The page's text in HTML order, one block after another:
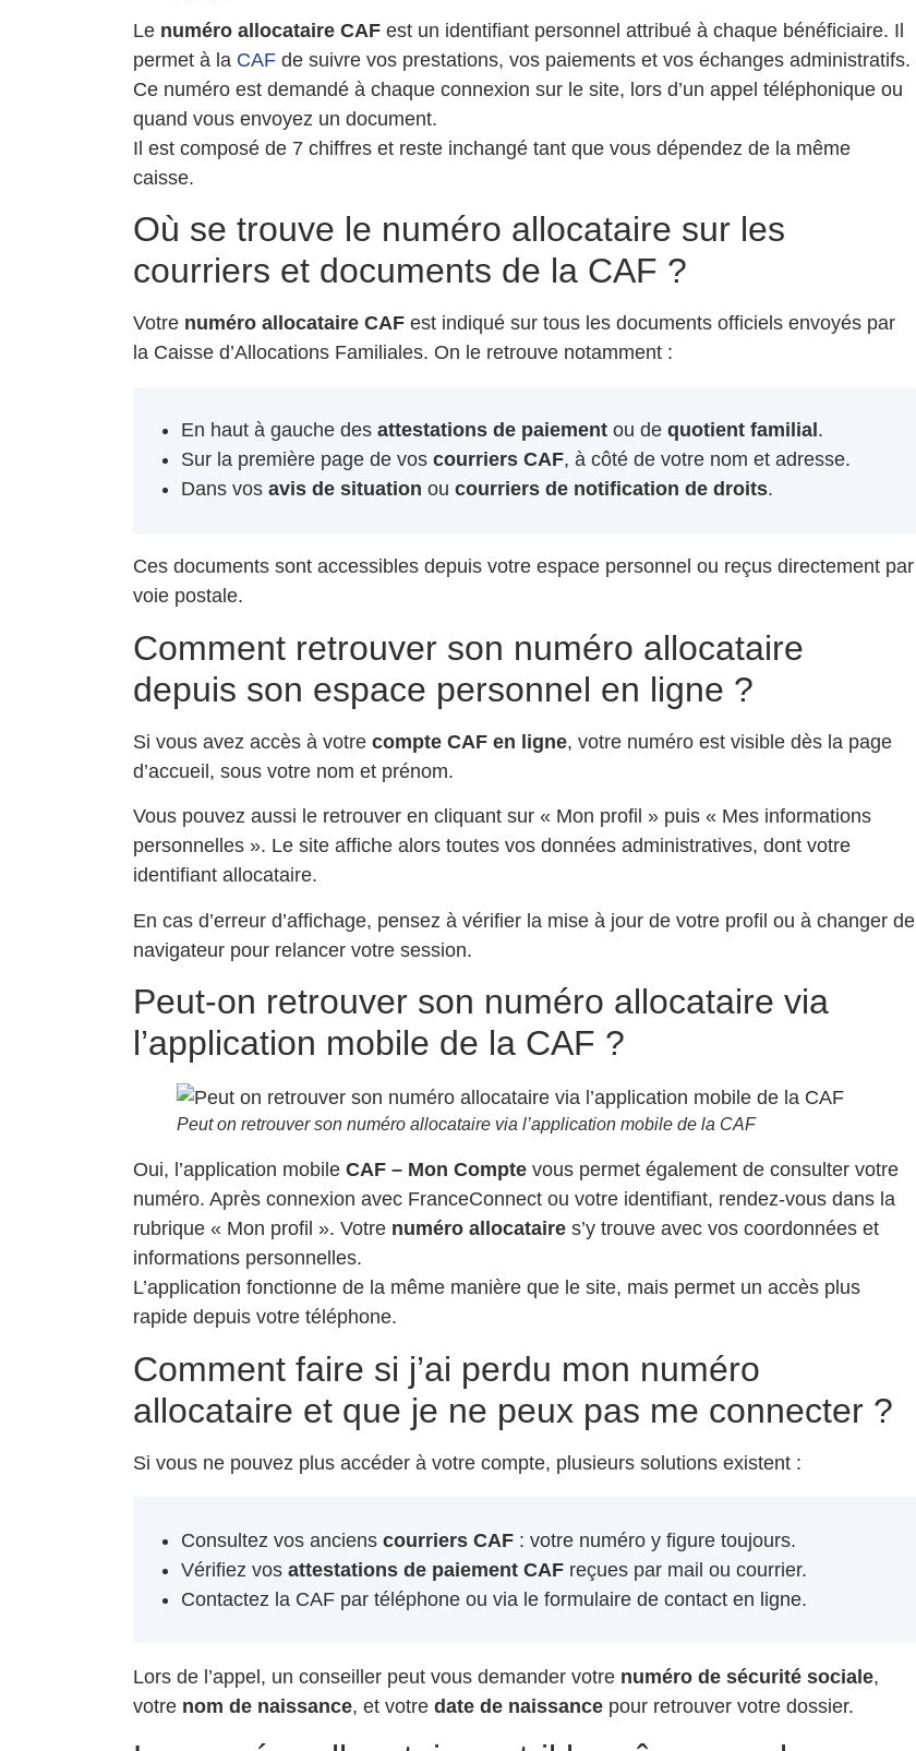
Le numéro allocataire CAF est un identifiant personnel attribué à chaque bénéficiaire. Il
permet à la CAF de suivre vos prestations, vos paiements et vos échanges administratifs.
Ce numéro est demandé à chaque connexion sur le site, lors d’un appel téléphonique ou
quand vous envoyez un document.
Il est composé de 7 chiffres et reste inchangé tant que vous dépendez de la même
caisse.
Où se trouve le numéro allocataire sur les
courriers et documents de la CAF ?
Votre numéro allocataire CAF est indiqué sur tous les documents officiels envoyés par
la Caisse d’Allocations Familiales. On le retrouve notamment :
En haut à gauche des attestations de paiement ou de quotient familial .
Sur la première page de vos courriers CAF, à côté de votre nom et adresse.
Dans vos avis de situation ou courriers de notification de droits.
Ces documents sont accessibles depuis votre espace personnel ou reçus directement par
voie postale.
Comment retrouver son numéro allocataire
depuis son espace personnel en ligne ?
Si vous avez accès à votre compte CAF en ligne, votre numéro est visible dès la page
d’accueil, sous votre nom et prénom.
Vous pouvez aussi le retrouver en cliquant sur « Mon profil » puis « Mes informations
personnelles ». Le site affiche alors toutes vos données administratives, dont votre
identifiant allocataire.
En cas d’erreur d’affichage, pensez à vérifier la mise à jour de votre profil ou à changer de
navigateur pour relancer votre session.
Peut-on retrouver son numéro allocataire via
l’application mobile de la CAF ?
Peut on retrouver son numéro allocataire via l’application mobile de la CAF
Oui, l’application mobile CAF – Mon Compte vous permet également de consulter votre
numéro. Après connexion avec FranceConnect ou votre identifiant, rendez-vous dans la
rubrique « Mon profil ». Votre numéro allocataire s’y trouve avec vos coordonnées et
informations personnelles.
L’application fonctionne de la même manière que le site, mais permet un accès plus
rapide depuis votre téléphone.
Comment faire si j’ai perdu mon numéro
allocataire et que je ne peux pas me connecter ?
Si vous ne pouvez plus accéder à votre compte, plusieurs solutions existent :
Consultez vos anciens courriers CAF : votre numéro y figure toujours.
Vérifiez vos attestations de paiement CAF reçues par mail ou courrier.
Contactez la CAF par téléphone ou via le formulaire de contact en ligne.
Lors de l’appel, un conseiller peut vous demander votre numéro de sécurité sociale,
votre nom de naissance, et votre date de naissance pour retrouver votre dossier.